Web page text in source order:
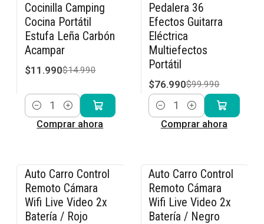
-20% OFF
Cocinilla Camping
Cocina Portátil
Estufa Leña Carbón
Acampar
$11.990$14.990
Cantidad
Comprar ahora
-23% OFF
Pedalera 36
Efectos Guitarra
Eléctrica
Multiefectos
Portátil
$76.990$99.990
Cantidad
Comprar ahora
-36% OFF
Auto Carro Control
Remoto Cámara
Wifi Live Video 2x
Batería / Rojo
-36% OFF
Auto Carro Control
Remoto Cámara
Wifi Live Video 2x
Batería / Negro